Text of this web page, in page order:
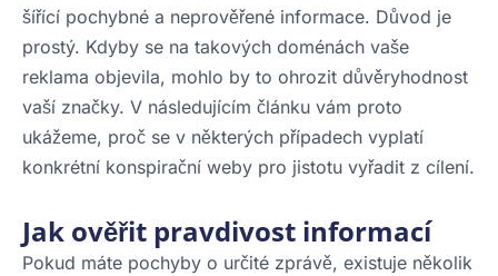
šířící pochybné a neprověřené informace. Důvod je
prostý. Kdyby se na takových doménách vaše
reklama objevila, mohlo by to ohrozit důvěryhodnost
vaší značky. V následujícím článku vám proto
ukážeme, proč se v některých případech vyplatí
konkrétní konspirační weby pro jistotu vyřadit z cílení.
Jak ověřit pravdivost informací
Pokud máte pochyby o určité zprávě, existuje několik